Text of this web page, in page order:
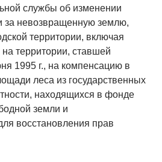
службы об изменении
за невозвращенную землю,
территории, включая
территории, ставшей
1995 г., на компенсацию в
леса из государственных
находящихся в фонде
земли и
восстановления прав